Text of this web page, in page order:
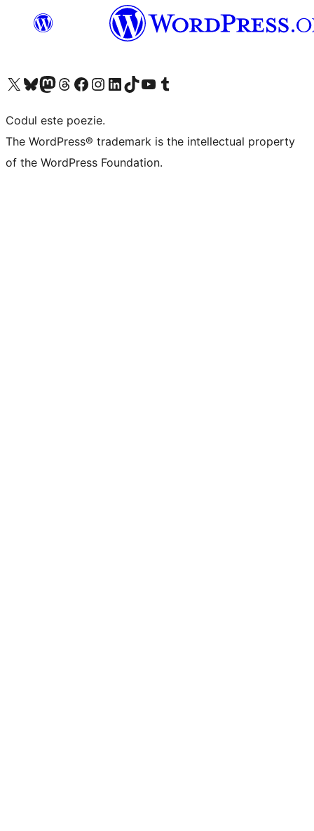
Mergi la contul nostru X (fost Twitter)
Vizitează contul nostru Bluesky
Vizitează contul nostru Mastodon
Vizitează contul nostru Threads
Vizitează pagina noastră Facebook
Vizitează-ne pe Instagram
Vizitează-ne pe LinkedIn
Vizitează contul nostru TikTok
Vizitează canalul nostru YouTube
Vizitează contul nostru Tumblr
Codul este poezie.
The WordPress® trademark is the intellectual property
of the WordPress Foundation.